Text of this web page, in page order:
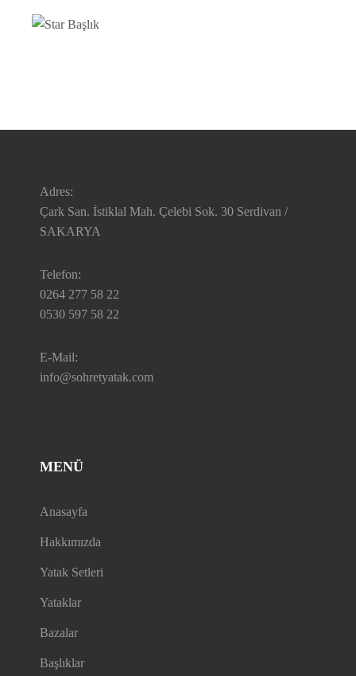
Adres:
Çark San. İstiklal Mah. Çelebi Sok. 30 Serdivan /
SAKARYA
Telefon:
0264 277 58 22
0530 597 58 22
E-Mail:
info@sohretyatak.com
MENÜ
Anasayfa
Hakkımızda
Yatak Setleri
Yataklar
Bazalar
Başlıklar